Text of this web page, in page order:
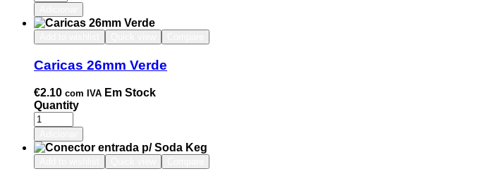
Caricas 26mm Verde
€2.10 com IVA Em Stock
Quantity